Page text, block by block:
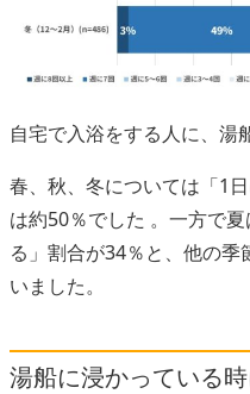
自宅で入浴をする人に、湯
春、秋、冬については「1
は約50％でした 。一方で
る」割合が34％と、他の
いました。
湯船に浸かっている